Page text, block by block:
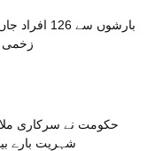
زخمی
حکومت نے سرکاری
شہریت بارے